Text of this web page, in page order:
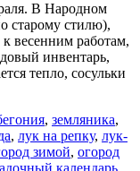
В Народном
старому стилю),
к весенним работам,
инвентарь,
тепло, сосульки
, земляника,
, лук на репку, лук-
зимой, огород